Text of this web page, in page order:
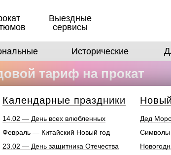
Выездные
сервисы
Исторические
тариф на прокат
Календарные праздники
14.02 — День всех влюбленных
Февраль — Китайский Новый год
23.02 — День защитника Отечества
Дед
Символы